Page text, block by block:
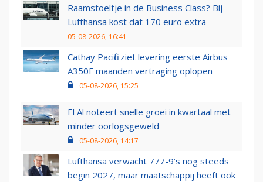
Raamstoeltje in de Business Class? Bij
Lufthansa kost dat 170 euro extra
05-08-2026, 16:41
Cathay Pacific ziet levering eerste Airbus
A350F maanden vertraging oplopen
05-08-2026, 15:25
El Al noteert snelle groei in kwartaal met
minder oorlogsgeweld
05-08-2026, 14:17
Lufthansa verwacht 777-9’s nog steeds
begin 2027, maar maatschappij heeft ook